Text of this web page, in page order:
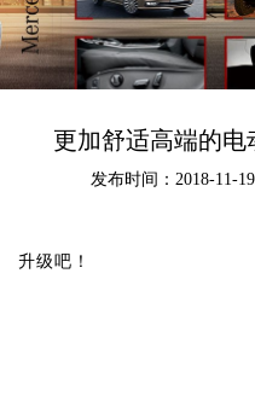
更加舒适高端的电
发布时间：2018-11-
更加舒适高端
升级吧！